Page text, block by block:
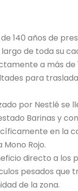
140 años de
de toda su
a más de
para
por Nestlé se
Barinas y
en la
Mono Rojo.
directo a los
pesados que
de la zona.